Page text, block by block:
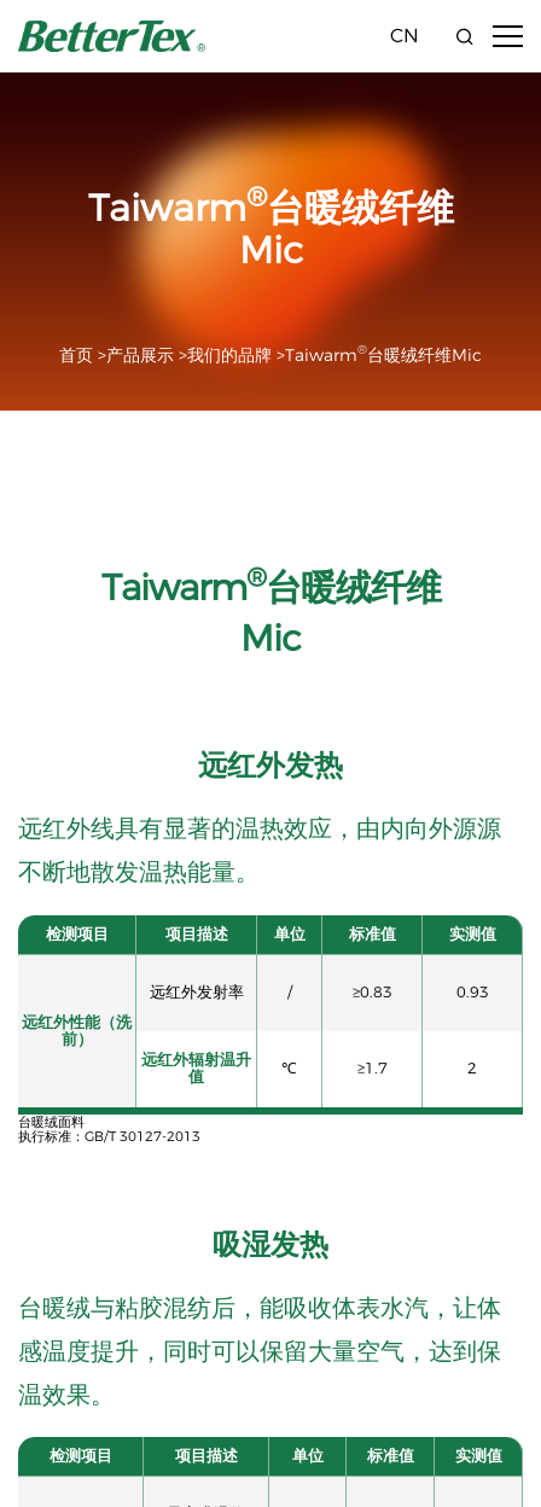
CN
Taiwarm®台暖绒纤维
Mic
首页 >产品展示 >我们的品牌 >Taiwarm®台暖绒纤维Mic
Taiwarm®台暖绒纤维
Mic
远红外发热
远红外线具有显著的温热效应，由内向外源源
不断地散发温热能量。
检测项目 项目描述 单位 标准值 实测值
远红外性能（洗
前）
远红外发射率 / ≥0.83 0.93
远红外辐射温升
值
℃ ≥1.7 2
台暖绒面料
执行标准：GB/T 30127-2013
吸湿发热
台暖绒与粘胶混纺后，能吸收体表水汽，让体
感温度提升，同时可以保留大量空气，达到保
温效果。
检测项目 项目描述 单位 标准值 实测值